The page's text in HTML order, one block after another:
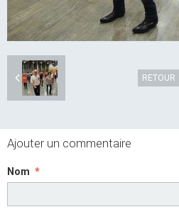
RETOUR
Ajouter un commentaire
Nom